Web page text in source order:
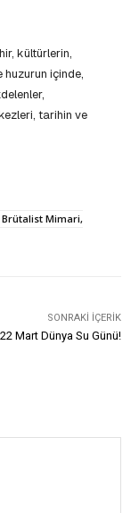
kültürlerin,
içinde,
tarihin ve
Mimari,
SONRAKI İÇERIK
22 Mart Dünya Su Günü!